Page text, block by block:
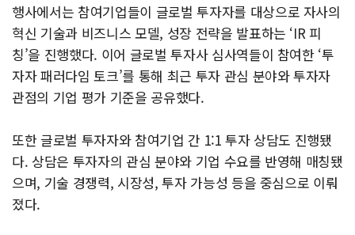
행사에서는 참여기업들이 글로벌 투자자를 대상으로 자사의
혁신 기술과 비즈니스 모델, 성장 전략을 발표하는 ‘IR 피
칭’을 진행했다. 이어 글로벌 투자사 심사역들이 참여한 ‘투
자자 패러다임 토크’를 통해 최근 투자 관심 분야와 투자자
관점의 기업 평가 기준을 공유했다.
또한 글로벌 투자자와 참여기업 간 1:1 투자 상담도 진행됐
다. 상담은 투자자의 관심 분야와 기업 수요를 반영해 매칭됐
으며, 기술 경쟁력, 시장성, 투자 가능성 등을 중심으로 이뤄
졌다.